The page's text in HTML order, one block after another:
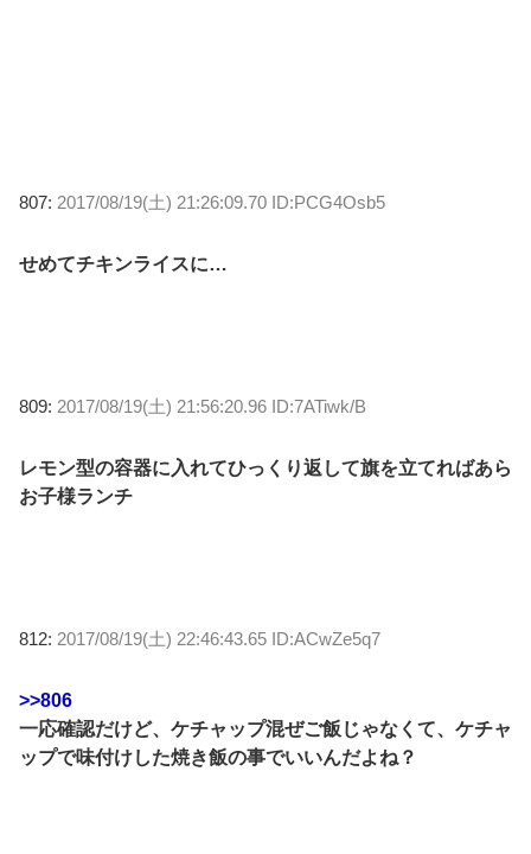
807: 2017/08/19(土) 21:26:09.70 ID:PCG4Osb5
せめてチキンライスに…
809: 2017/08/19(土) 21:56:20.96 ID:7ATiwk/B
レモン型の容器に入れてひっくり返して旗を立てればあら
お子様ランチ
812: 2017/08/19(土) 22:46:43.65 ID:ACwZe5q7
>>806
一応確認だけど、ケチャップ混ぜご飯じゃなくて、ケチャ
ップで味付けした焼き飯の事でいいんだよね？